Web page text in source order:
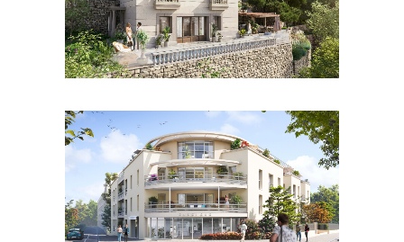
LIRE LA SUITE
LIRE LA SUITE